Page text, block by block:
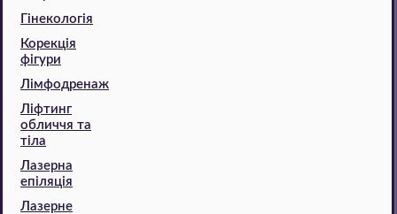
Гінекологія
Корекція
фігури
Лімфодренаж
Ліфтинг
обличчя та
тіла
Лазерна
епіляція
Лазерне